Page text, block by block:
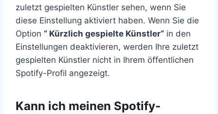
zuletzt gespielten Künstler sehen, wenn Sie
diese Einstellung aktiviert haben. Wenn Sie die
Option “ Kürzlich gespielte Künstler“ in den
Einstellungen deaktivieren, werden Ihre zuletzt
gespielten Künstler nicht in Ihrem öffentlichen
Spotify-Profil angezeigt.
Kann ich meinen Spotify-